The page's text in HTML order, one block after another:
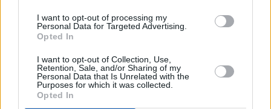
I want to opt-out of processing my
Personal Data for Targeted Advertising.
Opted In
I want to opt-out of Collection, Use,
Retention, Sale, and/or Sharing of my
Personal Data that Is Unrelated with the
Purposes for which it was collected.
Opted In
Av disse to alternativene, ville jeg nok gått for mandelmel og
så heller tilsatt litt mindre eggehvite. Det er viktig at deigen
frem og stek en prøvekake hvis du er usikker.
Tåler du ikke mandler, kan du forsøke med f eks malte
hasselnøtter, kokos eller knuste Ritz-kjeks.